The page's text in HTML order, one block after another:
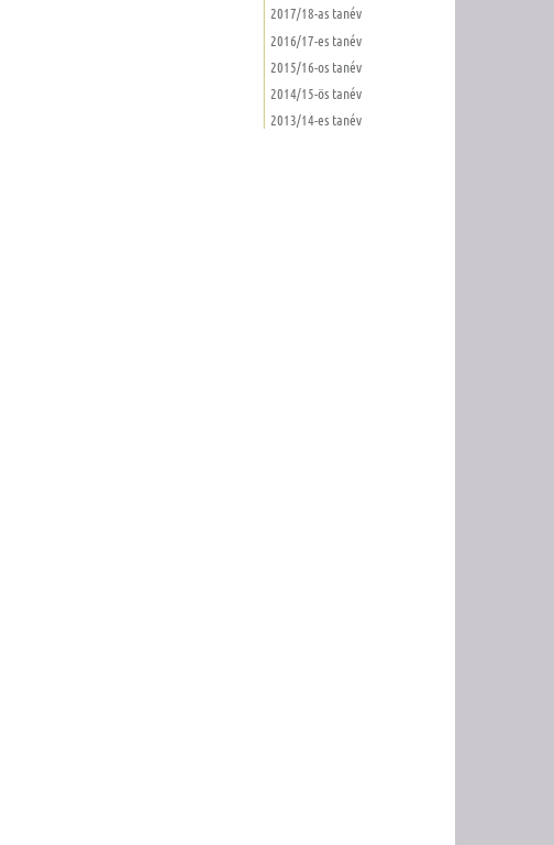
2017/18-as tanév
2016/17-es tanév
2015/16-os tanév
2014/15-ös tanév
2013/14-es tanév